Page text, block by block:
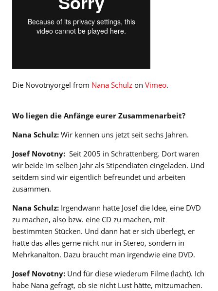
Die Novotnyorgel from Nana Schulz on Vimeo.
Wo liegen die Anfänge eurer Zusammenarbeit?
Nana Schulz: Wir kennen uns jetzt seit sechs Jahren.
Josef Novotny: Seit 2005 in Schrattenberg. Dort waren
wir beide im selben Jahr als Stipendiaten eingeladen. Und
seitdem sind wir eigentlich befreundet und arbeiten
zusammen.
Nana Schulz: Irgendwann hatte Josef die Idee, eine DVD
zu machen, also bzw. eine CD zu machen, mit
bestimmten Stücken. Und dann hat er sich überlegt, er
hätte das alles gerne nicht nur in Stereo, sondern in
Mehrkanalton. Dazu braucht man irgendwie eine DVD.
Josef Novotny: Und für diese wiederum Filme (lacht). Ich
habe Nana gefragt, ob sie nicht Lust hätte, mitzumachen.